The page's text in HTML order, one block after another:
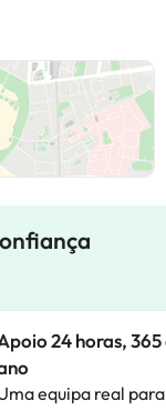
24 horas,
equipa real